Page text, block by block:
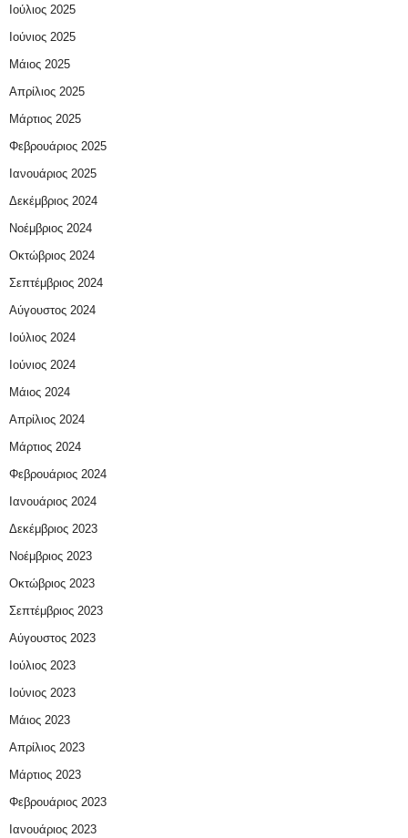
Ιούλιος 2025
Ιούνιος 2025
Μάιος 2025
Απρίλιος 2025
Μάρτιος 2025
Φεβρουάριος 2025
Ιανουάριος 2025
Δεκέμβριος 2024
Νοέμβριος 2024
Οκτώβριος 2024
Σεπτέμβριος 2024
Αύγουστος 2024
Ιούλιος 2024
Ιούνιος 2024
Μάιος 2024
Απρίλιος 2024
Μάρτιος 2024
Φεβρουάριος 2024
Ιανουάριος 2024
Δεκέμβριος 2023
Νοέμβριος 2023
Οκτώβριος 2023
Σεπτέμβριος 2023
Αύγουστος 2023
Ιούλιος 2023
Ιούνιος 2023
Μάιος 2023
Απρίλιος 2023
Μάρτιος 2023
Φεβρουάριος 2023
Ιανουάριος 2023